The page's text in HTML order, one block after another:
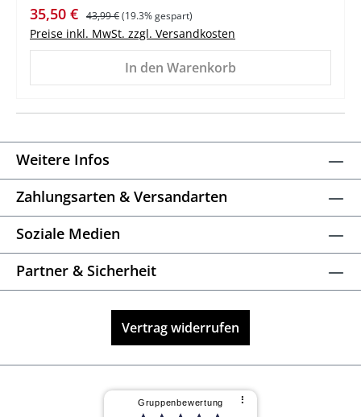
Verkaufspreis:
35,50 € Regulärer Preis:
43,99 €(19.3% gespart)
Preise inkl. MwSt. zzgl. Versandkosten
In den Warenkorb
Weitere Infos
Zahlungsarten & Versandarten
Soziale Medien
Partner & Sicherheit
Vertrag widerrufen